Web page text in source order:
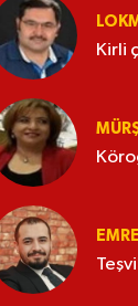
Kirli